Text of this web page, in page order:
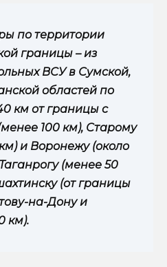
по территории
границы – из
ВСУ в Сумской,
областей по
км от границы с
100 км), Старому
и Воронежу (около
(менее 50
(от границы
на-Дону и
км).